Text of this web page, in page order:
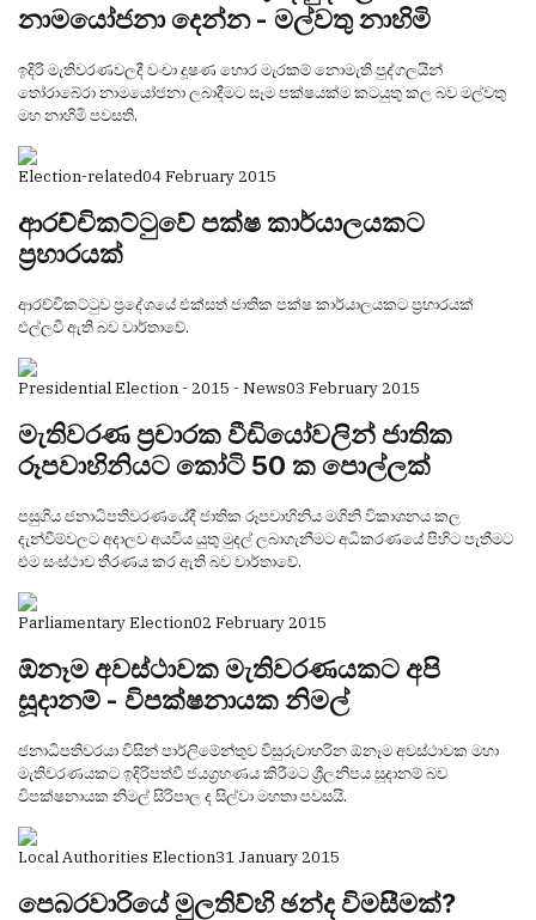
නාමයෝජනා දෙන්න - මල්වතු නාහිමි
ඉදිරි මැතිවරණවලදී වංචා දූෂණ හොර මැරකම් නොමැති පුද්ගලයින්
තෝරාබේරා නාමයෝජනා ලබාදීමට සෑම පක්ෂයක්ම කටයුතු කල බව මල්වතු
මහ නාහිමි පවසති.
Election-related04 February 2015
ආරච්චිකට්ටුවේ පක්ෂ කාර්යාලයකට
ප්‍රහාරයක්
ආරච්චිකට්ටුව ප්‍රදේශයේ එක්සත් ජාතික පක්ෂ කාර්යාලයකට ප්‍රහාරයක්
එල්ලවී ඇති බව වාර්තාවේ.
Presidential Election - 2015 - News03 February 2015
මැතිවරණ ප්‍රචාරක වීඩියෝවලින් ජාතික
රූපවාහිනියට කෝටි 50 ක පොල්ලක්
පසුගිය ජනාධිපතිවරණයේදී ජාතික රූපවාහිනිය මගිනි විකාශනය කල
දැන්වීම්වලට අදාලව අයවිය යුතු මුදල් ලබාගැනීමට අධිකරණයේ පිහිට පැතීමට
එම සංස්ථාව තීරණය කර ඇති බව වාර්තාවේ.
Parliamentary Election02 February 2015
ඕනෑම අවස්ථාවක මැතිවරණයකට අපි
සූදානම් - විපක්ෂනායක නිමල්
ජනාධිපතිවරයා විසින් පාර්ලිමේන්තුව විසුරුවාහරින ඕනෑම අවස්ථාවක මහා
මැතිවරණයකට ඉදිරිපත්වී ජයග්‍රහණය කිරීමට ශ්‍රීලනිපය සූදානම් බව
විපක්ෂනායක නිමල් සිරිපාල ද සිල්වා මහතා පවසයි.
Local Authorities Election31 January 2015
පෙබරවාරියේ මුලතිව්හි ඡන්ද විමසීමක්?